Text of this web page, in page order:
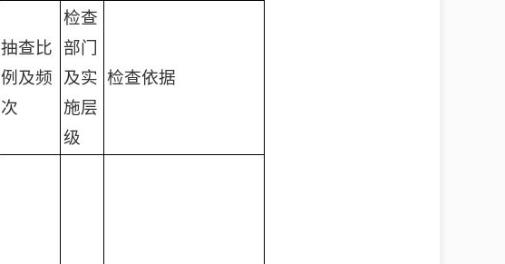
抽查比
例及频
次
检查
部门
及实
施层
级
检查依据